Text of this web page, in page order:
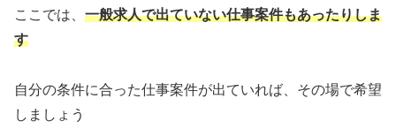
ここでは、 一般求人で出ていない仕事案件もあったりしま
す
自分の条件に合った仕事案件が出ていれば、その場で希望
しましょう